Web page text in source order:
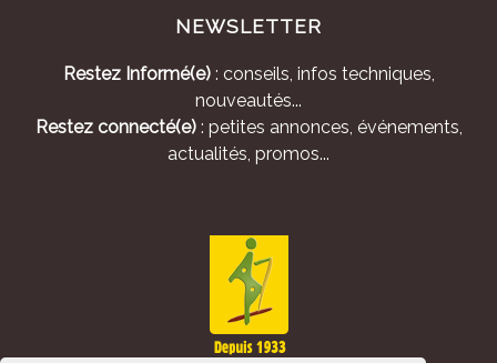
NEWSLETTER
Restez Informé(e): conseils, infos techniques,
nouveautés...
Restez connecté(e): petites annonces, événements,
actualités, promos...